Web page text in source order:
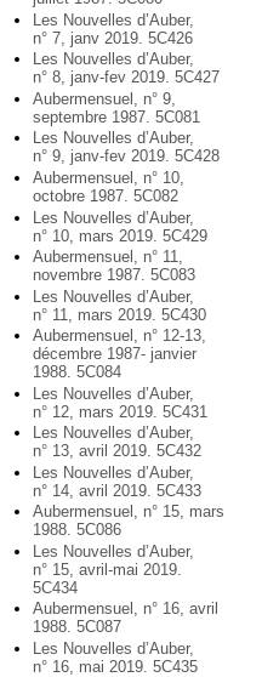
Les Nouvelles d’Auber,
n° 7, janv 2019. 5C426
Les Nouvelles d’Auber,
n° 8, janv-fev 2019. 5C427
Aubermensuel, n° 9,
septembre 1987. 5C081
Les Nouvelles d’Auber,
n° 9, janv-fev 2019. 5C428
Aubermensuel, n° 10,
octobre 1987. 5C082
Les Nouvelles d’Auber,
n° 10, mars 2019. 5C429
Aubermensuel, n° 11,
novembre 1987. 5C083
Les Nouvelles d’Auber,
n° 11, mars 2019. 5C430
Aubermensuel, n° 12-13,
décembre 1987- janvier
1988. 5C084
Les Nouvelles d’Auber,
n° 12, mars 2019. 5C431
Les Nouvelles d’Auber,
n° 13, avril 2019. 5C432
Les Nouvelles d’Auber,
n° 14, avril 2019. 5C433
Aubermensuel, n° 15, mars
1988. 5C086
Les Nouvelles d’Auber,
n° 15, avril-mai 2019.
5C434
Aubermensuel, n° 16, avril
1988. 5C087
Les Nouvelles d’Auber,
n° 16, mai 2019. 5C435